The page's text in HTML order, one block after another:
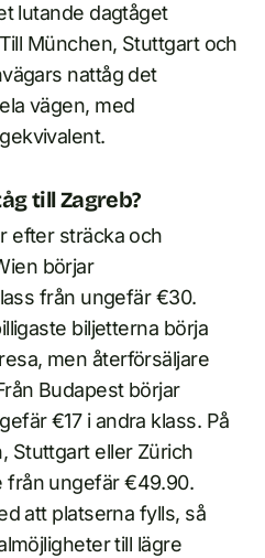
lutande dagtåget
München, Stuttgart och
nattåg det
vägen, med
till Zagreb?
efter sträcka och
börjar
från ungefär €30.
biljetterna börja
men återförsäljare
Budapest börjar
€17 i andra klass. På
Stuttgart eller Zürich
från ungefär €49.90.
att platserna fylls, så
till lägre